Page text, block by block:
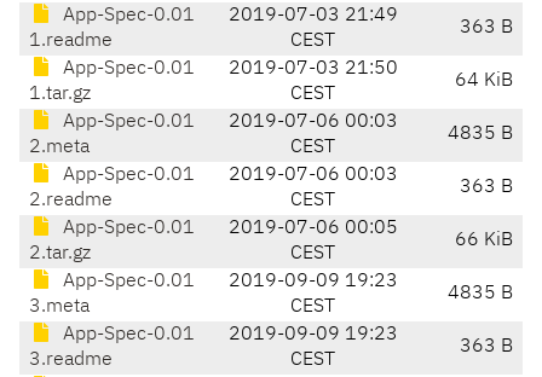
App-Spec-0.01
1.readme
2019-07-03 21:49
CEST
363 B
App-Spec-0.01
1.tar.gz
2019-07-03 21:50
CEST
64 KiB
App-Spec-0.01
2.meta
2019-07-06 00:03
CEST
4835 B
App-Spec-0.01
2.readme
2019-07-06 00:03
CEST
363 B
App-Spec-0.01
2.tar.gz
2019-07-06 00:05
CEST
66 KiB
App-Spec-0.01
3.meta
2019-09-09 19:23
CEST
4835 B
App-Spec-0.01
3.readme
2019-09-09 19:23
CEST
363 B